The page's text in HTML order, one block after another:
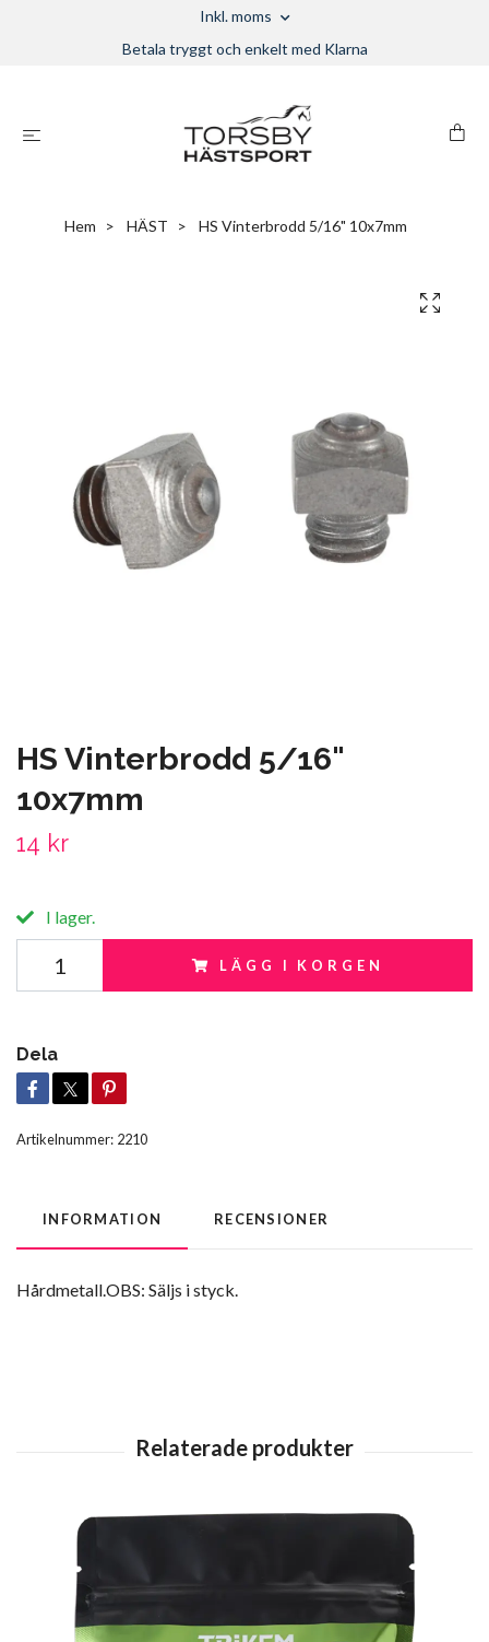
Inkl. moms
Betala tryggt och enkelt med Klarna
Hem HÄST HS Vinterbrodd 5/16" 10x7mm
HS Vinterbrodd 5/16"
10x7mm
14 kr
I lager.
LÄGG I KORGEN
Dela
Artikelnummer: 2210
INFORMATION RECENSIONER
Hårdmetall.OBS: Säljs i styck.